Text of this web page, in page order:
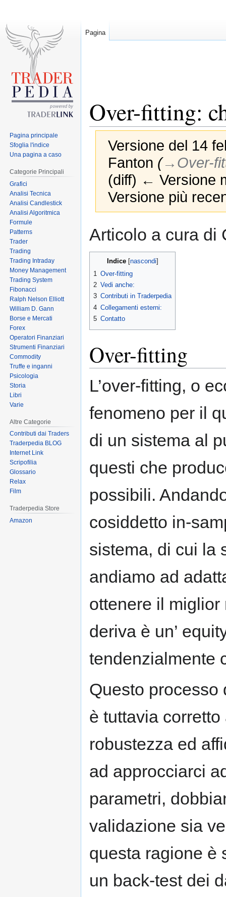
Over-fitting:
Versione del 14
Fanton (→‎Over-
(diff) ← Versione
Versione più
to
to
Articolo a cura di
Indice
1 Over-fitting
2 Vedi anche:
3 Contributi in Traderpedia
4 Collegamenti esterni:
5 Contatto
Over-fitting
L’over-fitting, o
fenomeno per il
di un sistema al
questi che
possibili.
cosiddetto in-
sistema, di cui la
andiamo ad
ottenere il
deriva è un’
tendenzialmente
Questo processo
è tuttavia
robustezza ed
ad approcciarci
parametri,
validazione sia
questa ragione è
un back-test dei
Pagina
Pagina principale
Sfoglia l'indice
Una pagina a caso
Categorie Principali
Grafici
Analisi Tecnica
Analisi Candlestick
Analisi Algoritmica
Formule
Patterns
Trader
Trading
Trading Intraday
Money Management
Trading System
Fibonacci
Ralph Nelson Elliott
William D. Gann
Borse e Mercati
Forex
Operatori Finanziari
Strumenti Finanziari
Commodity
Truffe e inganni
Psicologia
Storia
Libri
Varie
Altre Categorie
Contributi dai Traders
Traderpedia BLOG
Internet Link
Scripofilia
Glossario
Relax
Film
Traderpedia Store
Amazon